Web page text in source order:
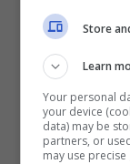
Store
Learn
Your personal
your device
data) may be
partners, or
may use